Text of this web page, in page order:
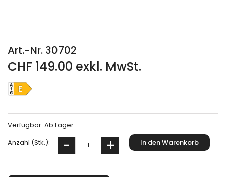
Art.-Nr. 30702
CHF 149.00 exkl. MwSt.
Verfügbar: Ab Lager
Anzahl (Stk.):